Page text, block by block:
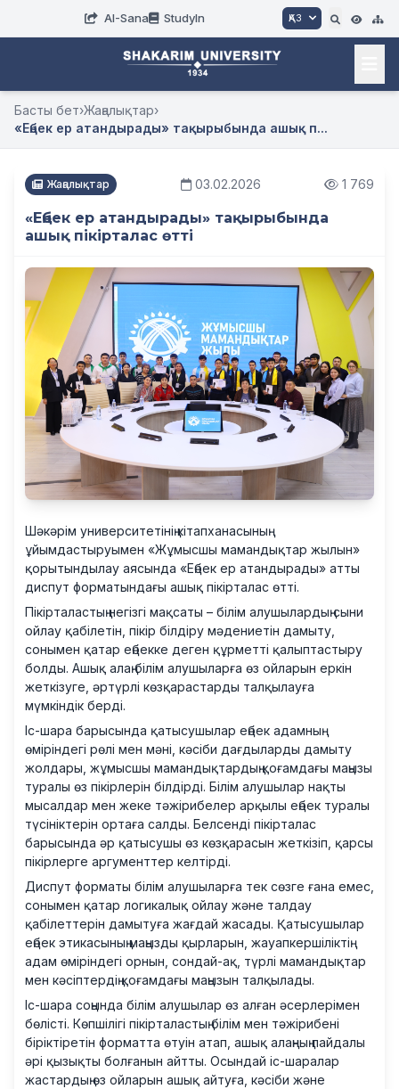
AI-Sana StudyIn ҚАЗ
Басты бет›Жаңалықтар›
«Еңбек ер атандырады» тақырыбында ашық п...
Жаңалықтар 03.02.2026 1 769
«Еңбек ер атандырады» тақырыбында
ашық пікірталас өтті
Шәкәрім университетінің кітапханасының
ұйымдастыруымен «Жұмысшы мамандықтар жылын»
қорытындылау аясында «Еңбек ер атандырады» атты
диспут форматындағы ашық пікірталас өтті.
Пікірталастың негізгі мақсаты – білім алушылардың сыни
ойлау қабілетін, пікір білдіру мәдениетін дамыту,
сонымен қатар еңбекке деген құрметті қалыптастыру
болды. Ашық алаң білім алушыларға өз ойларын еркін
жеткізуге, әртүрлі көзқарастарды талқылауға
мүмкіндік берді.
Іс-шара барысында қатысушылар еңбек адамның
өміріндегі рөлі мен мәні, кәсіби дағдыларды дамыту
жолдары, жұмысшы мамандықтардың қоғамдағы маңызы
туралы өз пікірлерін білдірді. Білім алушылар нақты
мысалдар мен жеке тәжірибелер арқылы еңбек туралы
түсініктерін ортаға салды. Белсенді пікірталас
барысында әр қатысушы өз көзқарасын жеткізіп, қарсы
пікірлерге аргументтер келтірді.
Диспут форматы білім алушыларға тек сөзге ғана емес,
сонымен қатар логикалық ойлау және талдау
қабілеттерін дамытуға жағдай жасады. Қатысушылар
еңбек этикасының маңызды қырларын, жауапкершіліктің
адам өміріндегі орнын, сондай-ақ, түрлі мамандықтар
мен кәсіптердің қоғамдағы маңызын талқылады.
Іс-шара соңында білім алушылар өз алған әсерлерімен
бөлісті. Көпшілігі пікірталастың білім мен тәжірибені
біріктіретін форматта өтуін атап, ашық алаңның пайдалы
әрі қызықты болғанын айтты. Осындай іс-шаралар
жастардың өз ойларын ашық айтуға, кәсіби және